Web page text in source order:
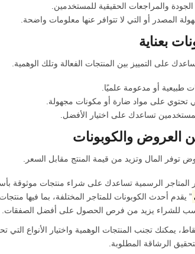
والمراجعات الحقيقية للمستخدمين.
المصدر أو التي لا تتوافر عنها معلومات واضحة.
بعناية
على التمييز بين المنتجات الفعالة وتلك الوهمية.
طبيعية أو مدعومة علميًا.
تحتوي على مواد ضارة أو مكونات مجهولة.
تساعدك على اختيار الأفضل.
العروض والكوبونات
توفر المال وتزيد من قيمة المنتج مقابل السعر.
المتاجر الرسمية تساعدك على شراء منتجات موثوقة
” يقدم أحدث الكوبونات للمتاجر المختلفة، بما فيها
للشراء يزيد من فرص الحصول على أفضل الصفقات.
يمكنك تجنب المنتجات الوهمية واختيار الأنواع التي
الرشاقة المطلوبة.